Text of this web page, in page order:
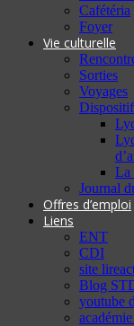
Cafétéria
Foyer
Vie culturelle
Sorties
Voyages
La
Journal
Offres d’emploi
Liens
ENT
CDI
site
Blog
youtube